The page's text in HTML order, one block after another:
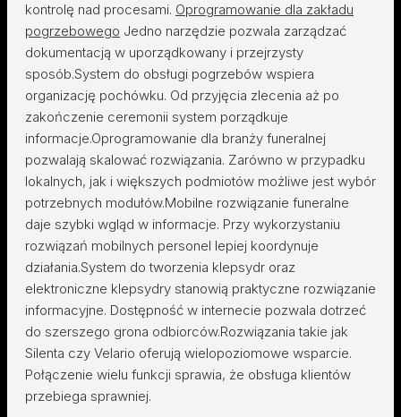
kontrolę nad procesami. Oprogramowanie dla zakładu
pogrzebowego Jedno narzędzie pozwala zarządzać
dokumentacją w uporządkowany i przejrzysty
sposób.System do obsługi pogrzebów wspiera
organizację pochówku. Od przyjęcia zlecenia aż po
zakończenie ceremonii system porządkuje
informacje.Oprogramowanie dla branży funeralnej
pozwalają skalować rozwiązania. Zarówno w przypadku
lokalnych, jak i większych podmiotów możliwe jest wybór
potrzebnych modułów.Mobilne rozwiązanie funeralne
daje szybki wgląd w informacje. Przy wykorzystaniu
rozwiązań mobilnych personel lepiej koordynuje
działania.System do tworzenia klepsydr oraz
elektroniczne klepsydry stanowią praktyczne rozwiązanie
informacyjne. Dostępność w internecie pozwala dotrzeć
do szerszego grona odbiorców.Rozwiązania takie jak
Silenta czy Velario oferują wielopoziomowe wsparcie.
Połączenie wielu funkcji sprawia, że obsługa klientów
przebiega sprawniej.